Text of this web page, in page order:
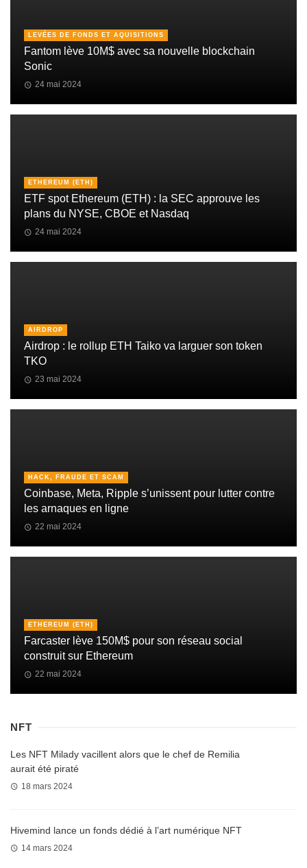
LEVÉES DE FONDS ET AQUISITIONS
Fantom lève 10M$ avec sa nouvelle blockchain
Sonic
24 mai 2024
ETHEREUM (ETH)
ETF spot Ethereum (ETH) : la SEC approuve les
plans du NYSE, CBOE et Nasdaq
24 mai 2024
AIRDROP
Airdrop : le rollup ETH Taiko va larguer son token
TKO
23 mai 2024
HACK, FRAUDE ET SCAM
Coinbase, Meta, Ripple s’unissent pour lutter contre
les arnaques en ligne
22 mai 2024
ETHEREUM (ETH)
Farcaster lève 150M$ pour son réseau social
construit sur Ethereum
22 mai 2024
NFT
Les NFT Milady vacillent alors que le chef de Remilia
aurait été piraté
18 mars 2024
Hivemind lance un fonds dédié à l’art numérique NFT
14 mars 2024